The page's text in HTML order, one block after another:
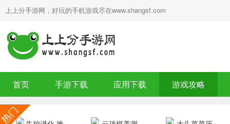
上上分手游网，好玩的手机游戏尽在www.shangsf.com
首页 手游下载 应用下载 游戏攻略